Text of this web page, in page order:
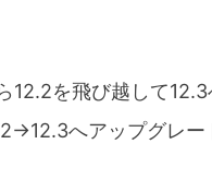
12.2を飛び越して
へアップグレー